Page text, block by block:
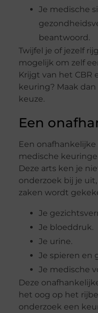
Je medische
beantwoord.
Twijfel je of jezelf
mogelijk om zelf
Krijgt van het CBR
keuring? Maak
keuze.
Een
Een
medische
Deze arts ken je
onderzoek bij je
zaken wordt
Je
Je bloeddruk.
Je urine.
Je spieren en
Je medische
Deze
het oog op het
onderzoek een